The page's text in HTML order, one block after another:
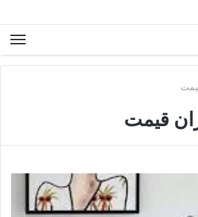
تاشو فلزی آلومینیومی دیجی کالا
قیمت